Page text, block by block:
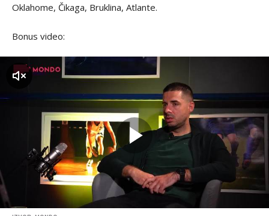
Oklahome, Čikaga, Bruklina, Atlante.
Bonus video: